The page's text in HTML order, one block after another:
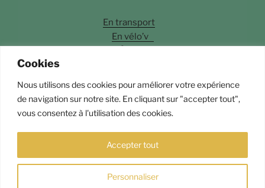
Cookies
Nous utilisons des cookies pour améliorer votre expérience
de navigation sur notre site. En cliquant sur "accepter tout",
vous consentez à l'utilisation des cookies.
Personnaliser
Accepter tout
En transport
En vélo’v
Photos ©Fossette Andrey Langlois
Fièrement propulsé par WordPress